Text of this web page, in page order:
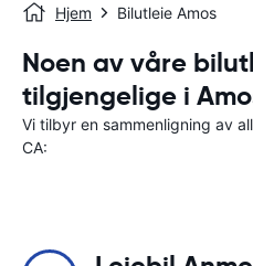
Hjem Bilutleie Amos
Noen av våre
tilgjengelige i
Vi tilbyr en sammenligning av
CA: